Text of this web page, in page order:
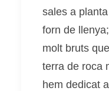
sales a
forn de
molt bruts
terra de roca
hem dedicat